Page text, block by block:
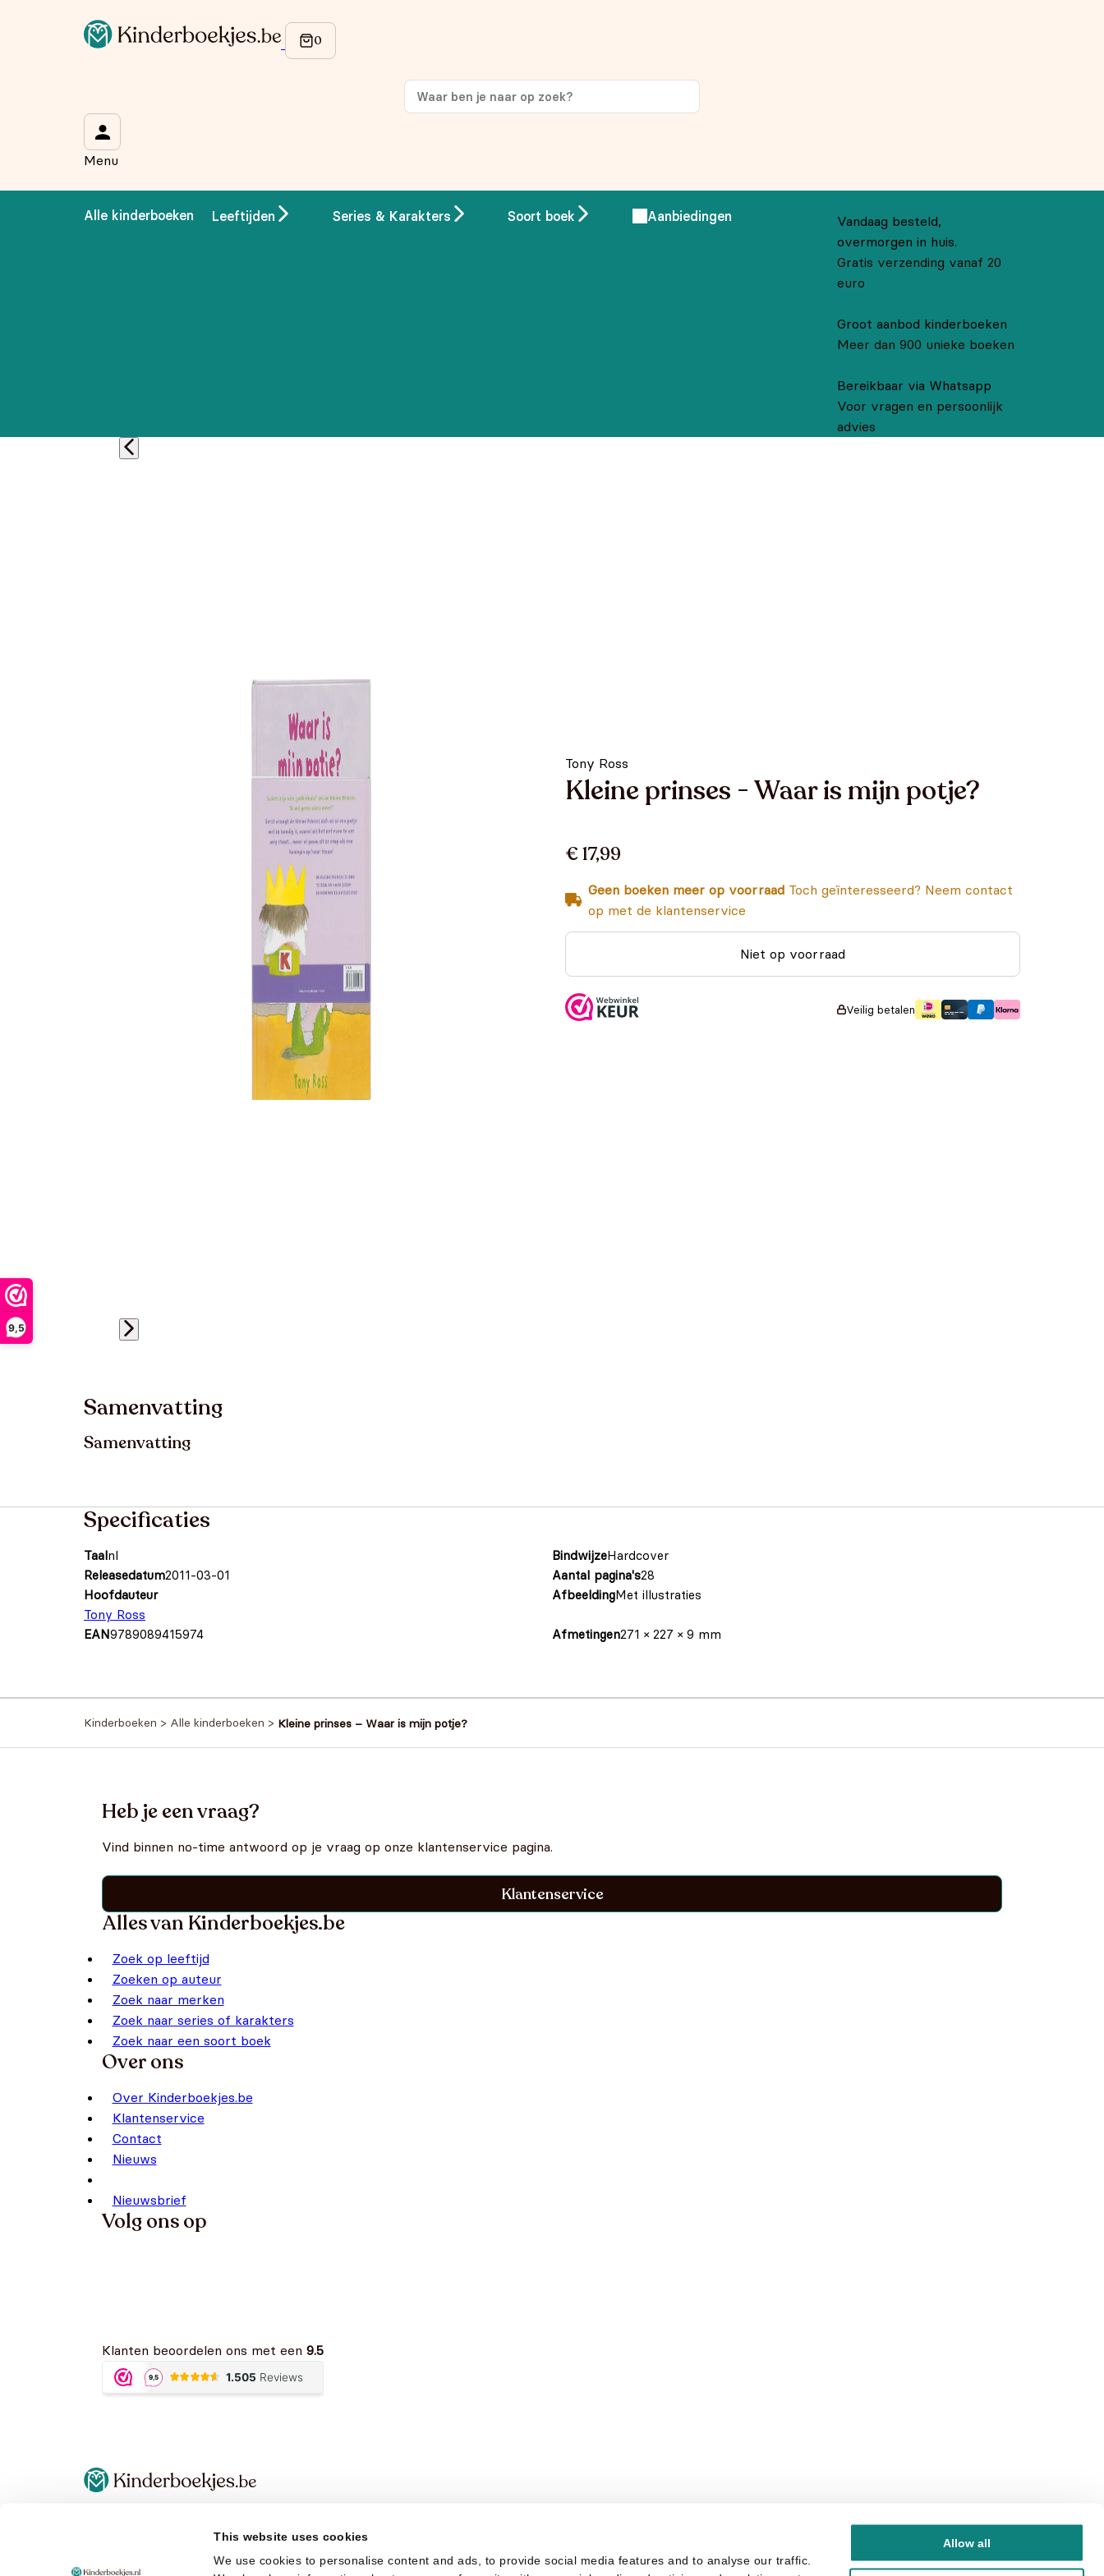
This website uses cookies
We use cookies to personalise content and ads, to provide social media features and to analyse our traffic.
Allow all
9,5
Menu
Alle kinderboeken Leeftijden Series & Karakters Soort boek Aanbiedingen
Vandaag besteld,
overmorgen in huis.
Gratis verzending vanaf 20
euro
Groot aanbod kinderboeken
Meer dan 900 unieke boeken
Bereikbaar via Whatsapp
Voor vragen en persoonlijk
advies
Tony Ross
Kleine prinses - Waar is mijn potje?
€ 17,99
Geen boeken meer op voorraad Toch geïnteresseerd? Neem contact
op met de klantenservice
Niet op voorraad
Veilig betalen
Samenvatting
Samenvatting
Specificaties
Taalnl BindwijzeHardcover
Releasedatum2011-03-01 Aantal pagina's28
Hoofdauteur
Tony Ross
AfbeeldingMet illustraties
EAN9789089415974 Afmetingen271 × 227 × 9 mm
Kinderboeken > Alle kinderboeken > Kleine prinses – Waar is mijn potje?
Heb je een vraag?
Vind binnen no-time antwoord op je vraag op onze klantenservice pagina.
Klantenservice
Alles van Kinderboekjes.be
Zoek op leeftijd
Zoeken op auteur
Zoek naar merken
Zoek naar series of karakters
Zoek naar een soort boek
Over ons
Over Kinderboekjes.be
Klantenservice
Contact
Nieuws
Nieuwsbrief
Volg ons op
Klanten beoordelen ons met een 9.5
Terugbetaal- en retourneringsbeleid
Cookies
Op de hoogte blijven van onze acties?
op je eerste aankoop!
Wat is je voornaam?